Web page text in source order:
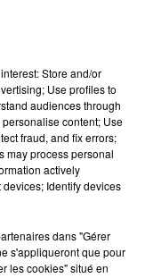
Store and/or
Use profiles to
audiences through
content; Use
fraud, and fix errors;
may process personal
actively
Identify devices
dans "Gérer
s'appliqueront que pour
les cookies" situé en